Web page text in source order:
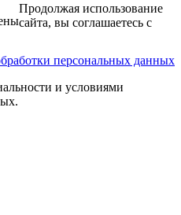
персональных данных
Продолжая использование
сайта, вы соглашаетесь с
и условиями